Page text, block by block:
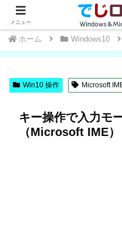
Windows・Office初心者～中級
ホーム Windows10
Win10 操作 Microsoft
キー操作で入力モ
（Microsoft IME）
メニュー